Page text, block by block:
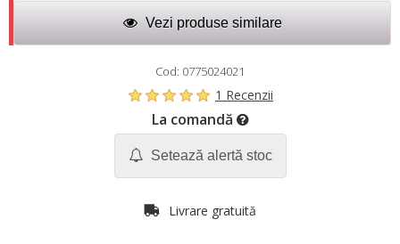
Vezi produse similare
Cod: 0775024021
1 Recenzii
La comandă
Setează alertă stoc
Livrare gratuită